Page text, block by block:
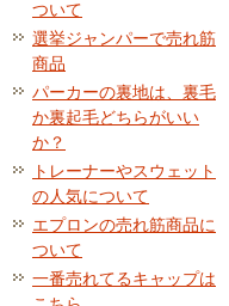
ついて
選挙ジャンパーで売れ筋
商品
パーカーの裏地は、裏毛
か裏起毛どちらがいい
か？
トレーナーやスウェット
の人気について
エプロンの売れ筋商品に
ついて
一番売れてるキャップは